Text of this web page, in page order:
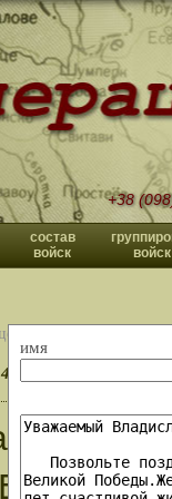
+38
состав
войск
войск
имя
40